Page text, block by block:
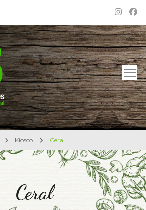
– Dietética en Rosario
y Natural
Kiosco Ceral
Ceral